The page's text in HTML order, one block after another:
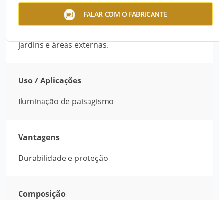
FALAR COM O FABRICANTE
Luminária paisagística durável, fabricada em
alumínio repuxado para garantir resistência às
jardins e áreas externas.
Uso / Aplicações
Iluminação de paisagismo
Vantagens
Durabilidade e proteção
Composição